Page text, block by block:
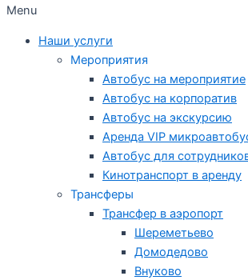
Menu
Наши услуги
Мероприятия
Автобус на мероприятие
Автобус на корпоратив
Автобус на экскурсию
Аренда VIP
Автобус для
Кинотранспорт в аренду
Трансферы
Трансфер в аэропорт
Шереметьево
Домодедово
Внуково